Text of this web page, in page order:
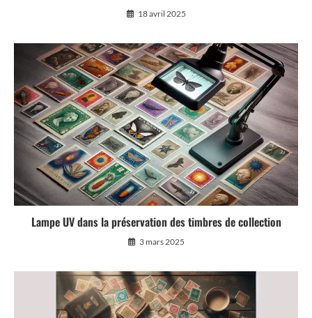
18 avril 2025
Lampe UV dans la préservation des timbres de collection
3 mars 2025